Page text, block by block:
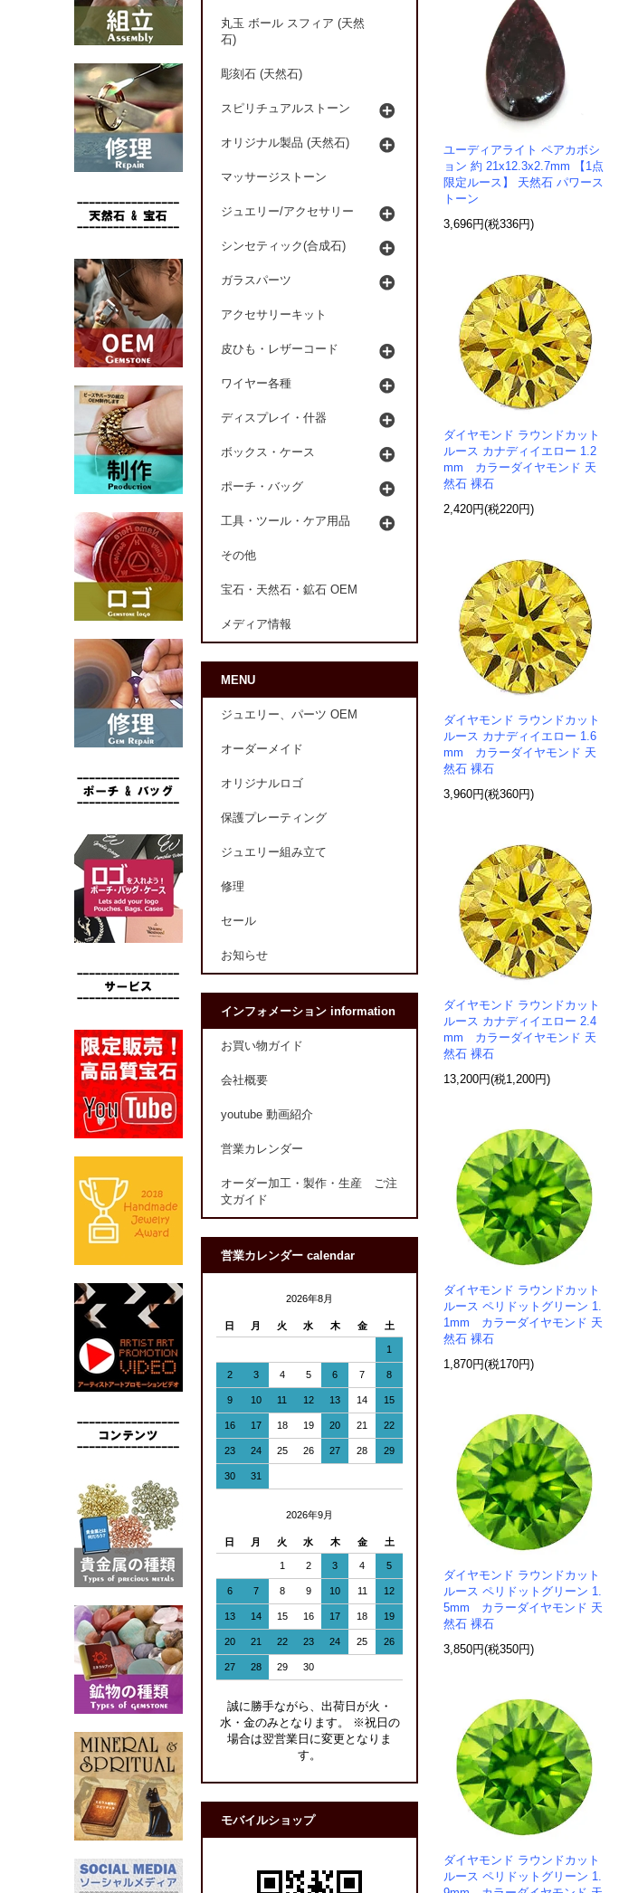
ユーディアライト ペアカボシ
ョン 約 21x12.3x2.7mm 【1点
限定ルース】 天然石 パワース
トーン
3,696円(税336円)
ダイヤモンド ラウンドカット
ルース カナディイエロー 1.2
mm カラーダイヤモンド 天
然石 裸石
2,420円(税220円)
ダイヤモンド ラウンドカット
ルース カナディイエロー 1.6
mm カラーダイヤモンド 天
然石 裸石
3,960円(税360円)
ダイヤモンド ラウンドカット
ルース カナディイエロー 2.4
mm カラーダイヤモンド 天
然石 裸石
13,200円(税1,200円)
ダイヤモンド ラウンドカット
ルース ペリドットグリーン 1.
1mm カラーダイヤモンド 天
然石 裸石
1,870円(税170円)
ダイヤモンド ラウンドカット
ルース ペリドットグリーン 1.
5mm カラーダイヤモンド 天
然石 裸石
3,850円(税350円)
ダイヤモンド ラウンドカット
ルース ペリドットグリーン 1.
丸玉 ボール スフィア (天然
石)
彫刻石 (天然石)
スピリチュアルストーン
オリジナル製品 (天然石)
マッサージストーン
ジュエリー/アクセサリー
シンセティック(合成石)
ガラスパーツ
アクセサリーキット
皮ひも・レザーコード
ワイヤー各種
ディスプレイ・什器
ボックス・ケース
ポーチ・バッグ
工具・ツール・ケア用品
その他
宝石・天然石・鉱石 OEM
メディア情報
MENU
ジュエリー、パーツ OEM
オーダーメイド
オリジナルロゴ
保護プレーティング
ジュエリー組み立て
修理
セール
お知らせ
インフォメーション information
お買い物ガイド
会社概要
youtube 動画紹介
営業カレンダー
オーダー加工・製作・生産 ご注
文ガイド
営業カレンダー calendar
2026年8月
日 月 火 水 木 金 土
1
2 3 4 5 6 7 8
9 10 11 12 13 14 15
16 17 18 19 20 21 22
23 24 25 26 27 28 29
30 31
2026年9月
日 月 火 水 木 金 土
1 2 3 4 5
6 7 8 9 10 11 12
13 14 15 16 17 18 19
20 21 22 23 24 25 26
27 28 29 30
誠に勝手ながら、出荷日が火・
水・金のみとなります。 ※祝日の
場合は翌営業日に変更となりま
す。
モバイルショップ